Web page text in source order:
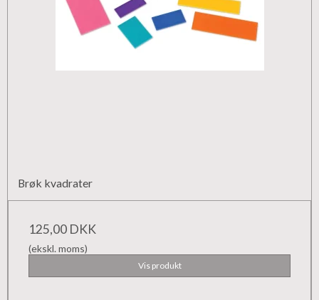
Brøk kvadrater
125,00 DKK
(ekskl. moms)
Vis produkt